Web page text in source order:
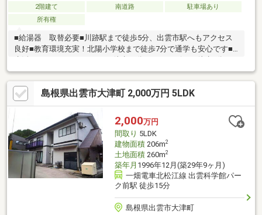
2階建て 南道路
駐車場あり
所有権
■給湯器 取替必要■川跡駅まで徒歩5分、出雲市駅へもアクセス
良好■教育環境充実！北陽小学校まで徒歩7分で通学も安心です■
が徒歩圏内に充実■新耐震基準対応■広々5LDK＋S！建物面積
186.82㎡、家族がのびのびの住空間駐車場も安心！カーポート付
きで最大3台分の駐車スペースを確保■リフォームで理想の暮らし
を実現！自分好みの住まいに仕上げるのも十分買いたい家がある
住みたい家にするＬＩＸＩＬ不動産ショップ
■■■━━━━━━━━物件見学のご希望は TEL：0853-31-
8980━━━━━━ ━━■■■
島根県出雲市大津町 2,000万円 5LDK
2,000万円
間取り 5LDK
建物面積206m2
土地面積260m2
築年月 1996年12月(築29年9ヶ月)
一畑電車北松江線 出雲科学館パー
ク前駅 徒歩15分
島根県出雲市大津町